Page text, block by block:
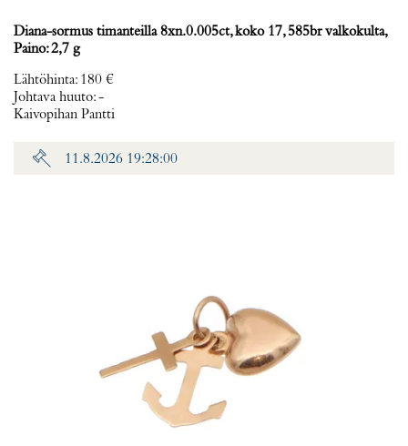
Diana-sormus timanteilla 8xn.0.005ct, koko 17, 585br valkokulta,
Paino: 2,7 g
Lähtöhinta: 180 €
Johtava huuto:-
Kaivopihan Pantti
11.8.2026 19:28:00